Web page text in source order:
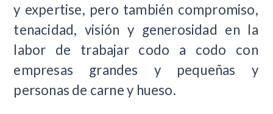
y expertise, pero también compromiso,
tenacidad, visión y generosidad en la
labor de trabajar codo a codo con
empresas grandes y pequeñas y
personas de carne y hueso.